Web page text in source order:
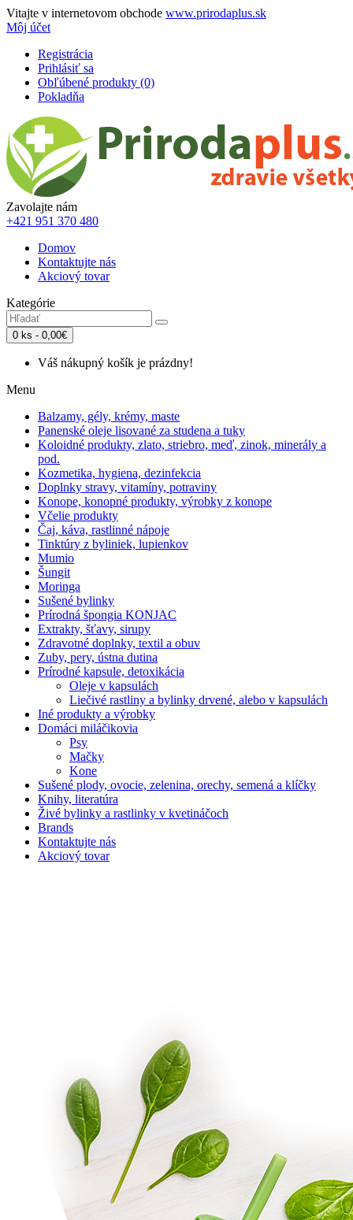
Vitajte v internetovom obchode www.prirodaplus.sk
Môj účet
Registrácia
Prihlásiť sa
Obľúbené produkty (0)
Pokladňa
Zavolajte nám
+421 951 370 480
Domov
Kontaktujte nás
Akciový tovar
Kategórie
0 ks - 0,00€
Váš nákupný košík je prázdny!
Menu
Balzamy, gély, krémy, maste
Panenské oleje lisované za studena a tuky
Koloidné produkty, zlato, striebro, meď, zinok, minerály a
pod.
Kozmetika, hygiena, dezinfekcia
Doplnky stravy, vitamíny, potraviny
Konope, konopné produkty, výrobky z konope
Včelie produkty
Čaj, káva, rastlinné nápoje
Tinktúry z byliniek, lupienkov
Mumio
Šungit
Moringa
Sušené bylinky
Prírodná špongia KONJAC
Extrakty, šťavy, sirupy
Zdravotné doplnky, textil a obuv
Zuby, pery, ústna dutina
Prírodné kapsule, detoxikácia
Oleje v kapsulách
Liečivé rastliny a bylinky drvené, alebo v kapsulách
Iné produkty a výrobky
Domáci miláčikovia
Psy
Mačky
Kone
Sušené plody, ovocie, zelenina, orechy, semená a klíčky
Knihy, literatúra
Živé bylinky a rastlinky v kvetináčoch
Brands
Kontaktujte nás
Akciový tovar